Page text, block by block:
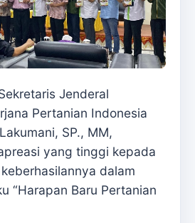
Jenderal
Pertanian Indonesia
SP., MM,
yang tinggi kepada
dalam
“Harapan Baru Pertanian